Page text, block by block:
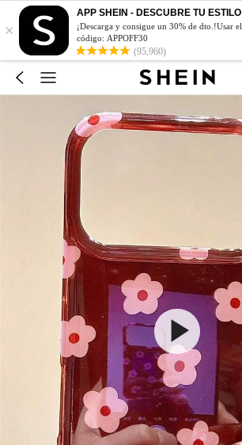
×
APP SHEIN - DESCUBRE TU ESTILO
¡Descarga y consigue un 30% de dto.!Usar el
código: APPOFF30
(95,960)